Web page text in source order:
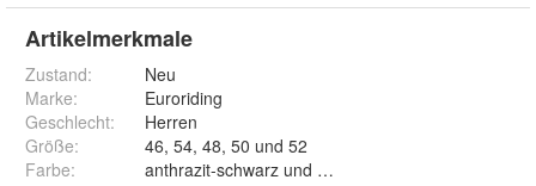
Artikelmerkmale
Zustand:
Neu
Marke:
Euroriding
Geschlecht:
Herren
Größe:
46, 54, 48, 50 und 52
Farbe: anthrazit-schwarz und Schwarz